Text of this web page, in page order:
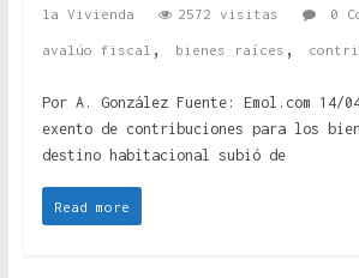
la Vivienda 2572 visitas 0
avalúo fiscal , bienes raíces ,
Por A. González Fuente: Emol.com 14/
exento de contribuciones para los
destino habitacional subió de
Read more